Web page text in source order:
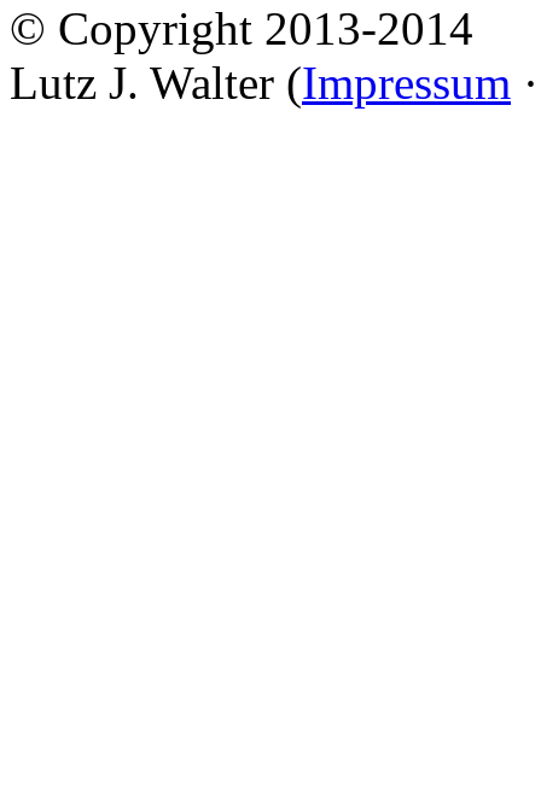
© Copyright 2013-2014
Lutz J. Walter (Impressum